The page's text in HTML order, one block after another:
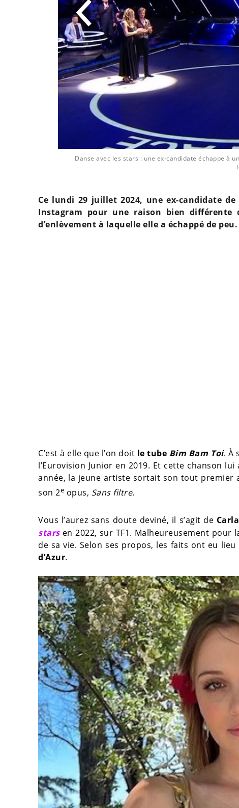
Danse avec les stars : une ex-candidate échappe à
Ce lundi 29 juillet 2024, une ex-candidate
Instagram pour une raison bien
d’enlèvement à laquelle elle a échappé de peu.
C’est à elle que l’on doit le tube Bim Bam Toi. À
l’Eurovision Junior en 2019. Et cette chanson
année, la jeune artiste sortait son tout premier
son 2e opus, Sans filtre.
Vous l’aurez sans doute deviné, il s’agit de
starsen 2022, sur TF1. Malheureusement pour
de sa vie. Selon ses propos, les faits ont eu lieu
d’Azur.